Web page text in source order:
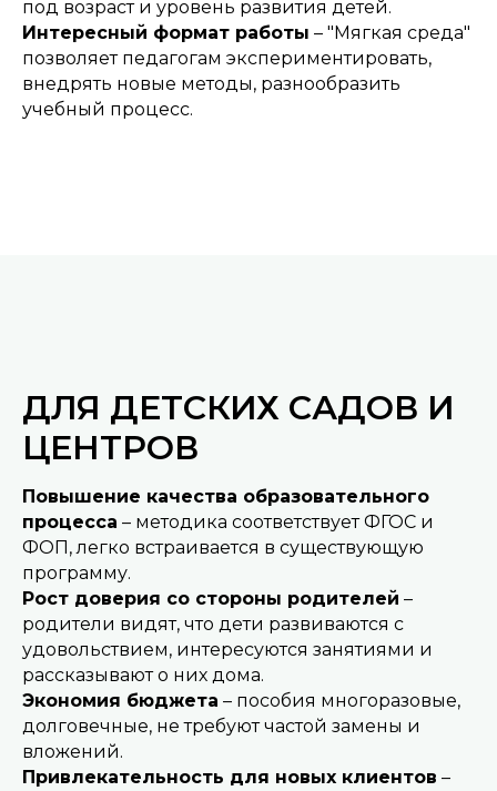
под возраст и уровень развития детей.
Интересный формат работы – "Мягкая среда"
позволяет педагогам экспериментировать,
внедрять новые методы, разнообразить
учебный процесс.
ДЛЯ ДЕТСКИХ САДОВ И
ЦЕНТРОВ
Повышение качества образовательного
процесса – методика соответствует ФГОС и
ФОП, легко встраивается в существующую
программу.
Рост доверия со стороны родителей –
родители видят, что дети развиваются с
удовольствием, интересуются занятиями и
рассказывают о них дома.
Экономия бюджета – пособия многоразовые,
долговечные, не требуют частой замены и
вложений.
Привлекательность для новых клиентов –